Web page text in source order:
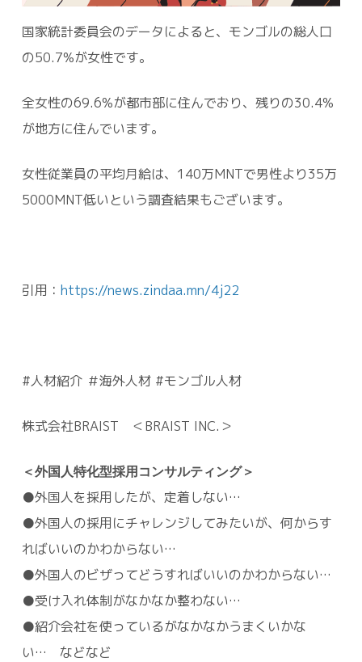
国家統計委員会のデータによると、モンゴルの総人口
の50.7%が女性です。
全女性の69.6%が都市部に住んでおり、残りの30.4%
が地方に住んでいます。
女性従業員の平均月給は、140万MNTで男性より35万
5000MNT低いという調査結果もございます。
引用： https://news.zindaa.mn/4j22
#人材紹介 ＃海外人材 #モンゴル人材
株式会社BRAIST ＜BRAIST INC.＞
＜外国人特化型採用コンサルティング＞
●外国人を採用したが、定着しない…
●外国人の採用にチャレンジしてみたいが、何からす
ればいいのかわからない…
●外国人のビザってどうすればいいのかわからない…
●受け入れ体制がなかなか整わない…
●紹介会社を使っているがなかなかうまくいかな
い… などなど